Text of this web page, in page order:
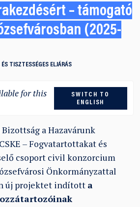
– támogató
(2025-
TISZTESSÉGES ELJÁRÁS
for this
SWITCH TO
ENGLISH
a Hazavárunk
– Fogvatartottakat és
csoport civil konzorcium
Önkormányzattal
új projektet indított a